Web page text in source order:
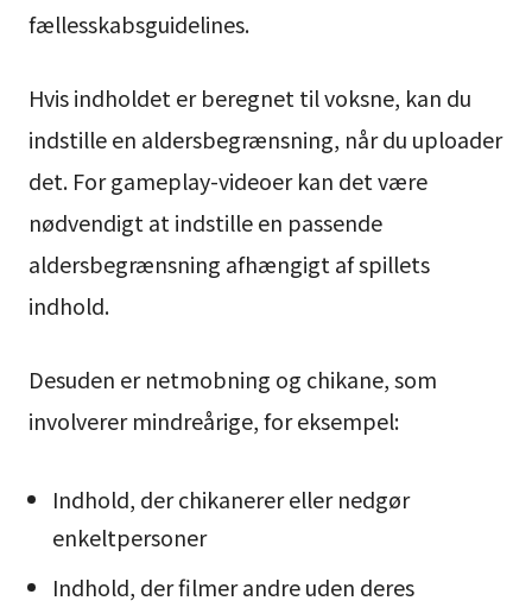
fællesskabsguidelines.
Hvis indholdet er beregnet til voksne, kan du
indstille en aldersbegrænsning, når du uploader
det. For gameplay-videoer kan det være
nødvendigt at indstille en passende
aldersbegrænsning afhængigt af spillets
indhold.
Desuden er netmobning og chikane, som
involverer mindreårige, for eksempel:
Indhold, der chikanerer eller nedgør
enkeltpersoner
Indhold, der filmer andre uden deres